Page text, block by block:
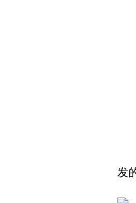
发